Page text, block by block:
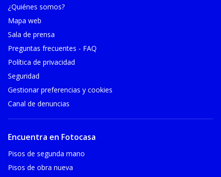
¿Quiénes somos?
Mapa web
Sala de prensa
Preguntas frecuentes - FAQ
Política de privacidad
Seguridad
Gestionar preferencias y cookies
Canal de denuncias
Encuentra en Fotocasa
Pisos de segunda mano
Pisos de obra nueva